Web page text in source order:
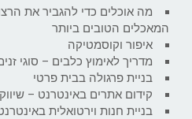
המאכלים הטובים ביותר
איפור וקוסמטיקה
מדריך לאימוץ כלבים – סוגי
בניית פרגולה בבית פרטי
קידום אתרים באינטרנט – שיווק
בניית חנות וירטואלית